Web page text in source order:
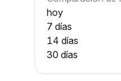
hoy
7 días
14 días
30 días